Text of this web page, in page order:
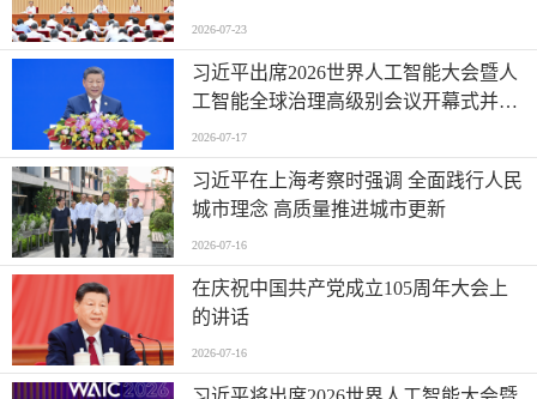
2026-07-23
习近平出席2026世界人工智能大会暨人
工智能全球治理高级别会议开幕式并发
表主旨讲话
2026-07-17
习近平在上海考察时强调 全面践行人民
城市理念 高质量推进城市更新
2026-07-16
在庆祝中国共产党成立105周年大会上
的讲话
2026-07-16